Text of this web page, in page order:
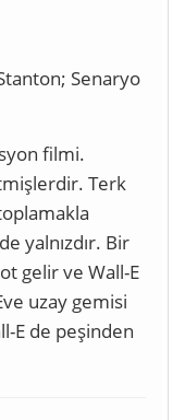
Senaryo
filmi.
Terk
yalnızdır. Bir
gelir ve Wall-E
uzay gemisi
E de peşinden